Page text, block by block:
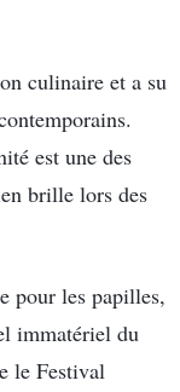
culinaire et a su
est une des
brille lors des
pour les papilles,
immatériel du
le Festival